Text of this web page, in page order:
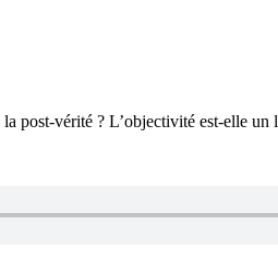
post-vérité ? L’objectivité est-elle